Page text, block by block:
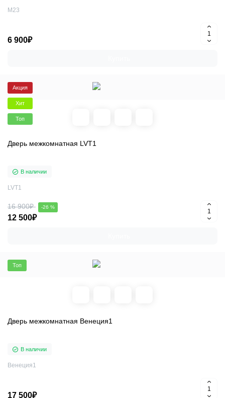
M23
6 900₽
Акция
Хит
Топ
Дверь межкомнатная LVT1
В наличии
LVT1
16 900₽ -26 %
12 500₽
Топ
Дверь межкомнатная Венеция1
В наличии
Венеция1
17 500₽